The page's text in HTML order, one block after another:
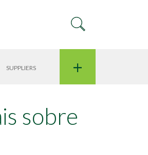
SUPPLIERS +
sobre